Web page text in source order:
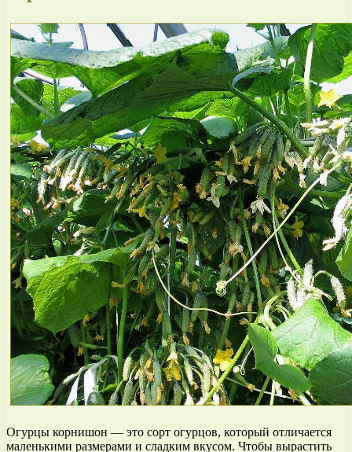
Огурцы корнишон — это сорт огурцов, который отличается
маленькими размерами и сладким вкусом. Чтобы вырастить